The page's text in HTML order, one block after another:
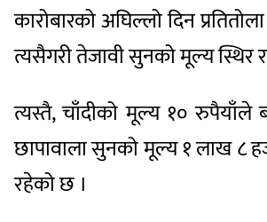
कारोबारको अघिल्लो दिन
त्यसैगरी तेजावी सुनको मूल्य स्थिर
त्यस्तै, चाँदीको मूल्य १० रुपैयाँले
छापावाला सुनको मूल्य १ लाख ८
रहेको छ ।